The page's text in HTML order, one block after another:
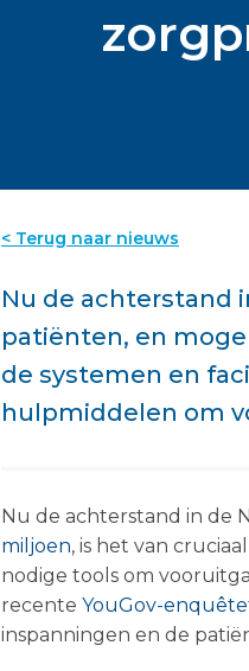
< Terug naar nieuws
Nu de achterstand
patiënten, en
de systemen en
hulpmiddelen om
Nu de achterstand in de
miljoen, is het van
nodige tools om
recente YouGov-enquête
inspanningen en de